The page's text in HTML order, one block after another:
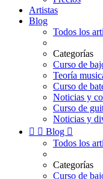
Artistas
Blog
Todos los
Categorías
Curso de
Teoría
Curso de
Noticias y
Curso de
Noticias y
  Blog 
Todos los
Categorías
Curso de